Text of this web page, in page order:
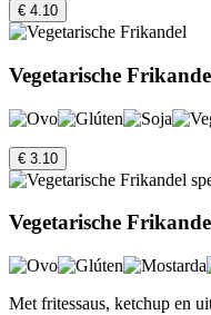
€ 4.10
Vegetarische
€ 3.10
Vegetarische
Met fritessaus, ketchup en